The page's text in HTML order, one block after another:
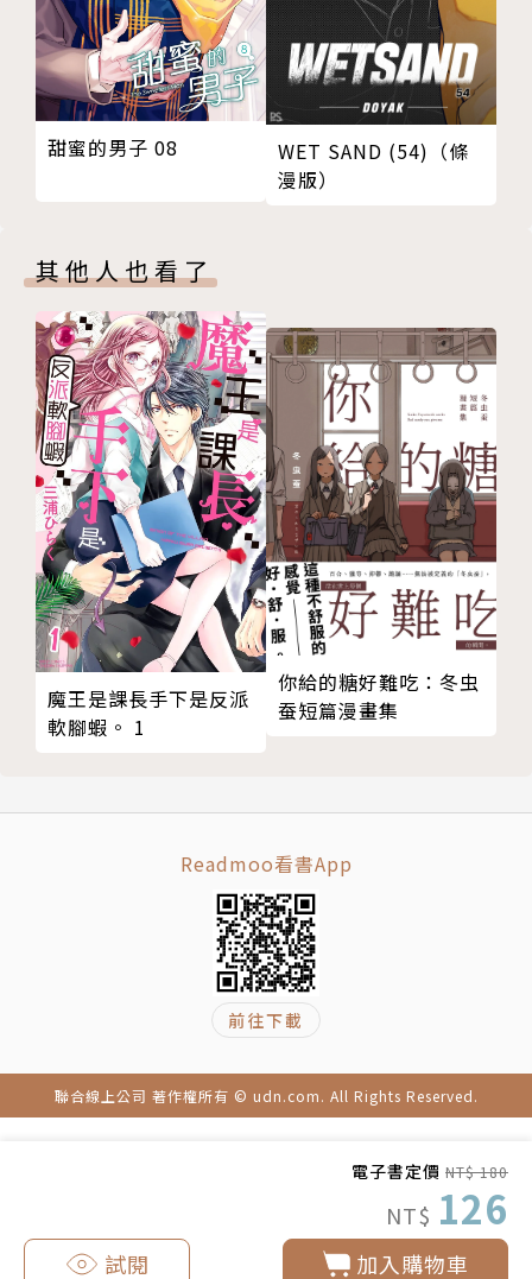
電子書定價 NT$ 180
NT$ 126
加入購物車
試閱
甜蜜的男子 08
WET SAND (54)（條
漫版）
其他人也看了
魔王是課長手下是反派
軟腳蝦。 1
你給的糖好難吃：冬虫
蚕短篇漫畫集
Readmoo看書App
前往下載
聯合線上公司 著作權所有 © udn.com. All Rights Reserved.